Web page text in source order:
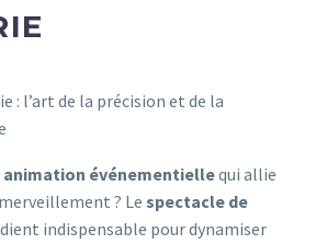
: l’art de la précision et de la
animation événementiellequi allie
? Lespectacle de
indispensable pour dynamiser